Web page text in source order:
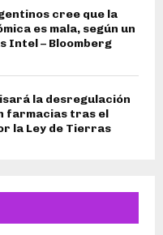
cree que la
es mala, según un
Intel – Bloomberg
la desregulación
farmacias tras el
la Ley de Tierras